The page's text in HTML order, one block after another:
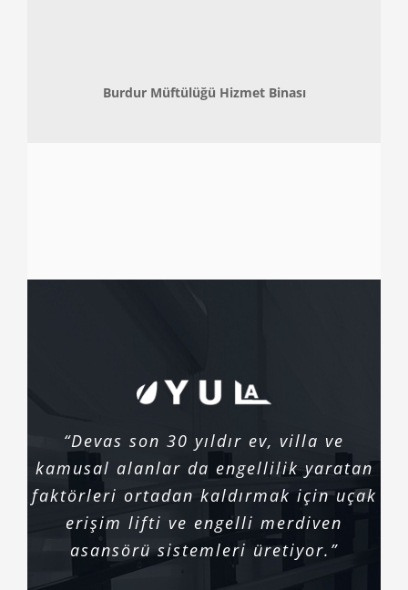
Burdur Müftülüğü Hizmet Binası
“Devas son 30 yıldır ev, villa ve
kamusal alanlar da engellilik yaratan
faktörleri ortadan kaldırmak için uçak
erişim lifti ve engelli merdiven
asansörü sistemleri üretiyor.”